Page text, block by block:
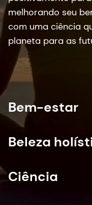
melhorando seu
com uma ciência
planeta para as
Bem-estar
Beleza
Ciência